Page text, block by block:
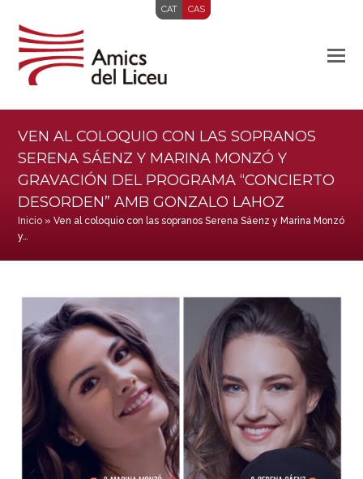
CAT CAS
VEN AL COLOQUIO CON LAS SOPRANOS
SERENA SÁENZ Y MARINA MONZÓ Y
GRAVACIÓN DEL PROGRAMA “CONCIERTO
DESORDEN” AMB GONZALO LAHOZ
Inicio »Ven al coloquio con las sopranos Serena Sáenz y Marina Monzó
y…